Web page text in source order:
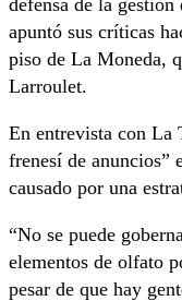
defensa de la
apuntó sus críticas
piso de La Moneda,
Larroulet.
En entrevista con La
frenesí de anuncios”
causado por una
“No se puede
elementos de olfato
pesar de que hay